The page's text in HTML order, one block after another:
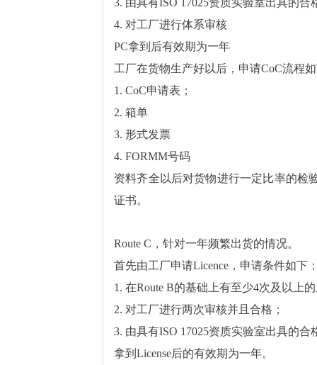
3. 由具有ISO 17025资质实验室出具的合
4. 对工厂进行体系审核
PC拿到后有效期为一年
工厂在货物生产好以后，申请CoC流程
1. CoC申请表；
2. 箱单
3. 形式发票
4. FORMM号码
资料齐全以后对货物进行一定比率的检
证书。
Route C，针对一年频繁出货的情况。
首先由工厂申请Licence，申请条件如下
1. 在Route B的基础上有至少4次及以上
2. 对工厂进行两次审核并且合格；
3. 由具有ISO 17025资质实验室出具的合
拿到License后的有效期为一年。